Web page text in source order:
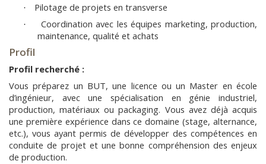
· Pilotage de projets en transverse
·
Coordination avec les équipes marketing, production,
maintenance, qualité et achats
Profil
Profil recherché :
Vous préparez un BUT, une licence ou un Master en école
d’ingénieur, avec une spécialisation en génie industriel,
production, matériaux ou packaging. Vous avez déjà acquis
une première expérience dans ce domaine (stage, alternance,
etc.), vous ayant permis de développer des compétences en
conduite de projet et une bonne compréhension des enjeux
de production.